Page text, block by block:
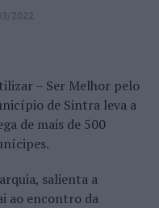
2022
– Ser Melhor pelo
de Sintra leva a
de mais de 500
salienta a
ao encontro da